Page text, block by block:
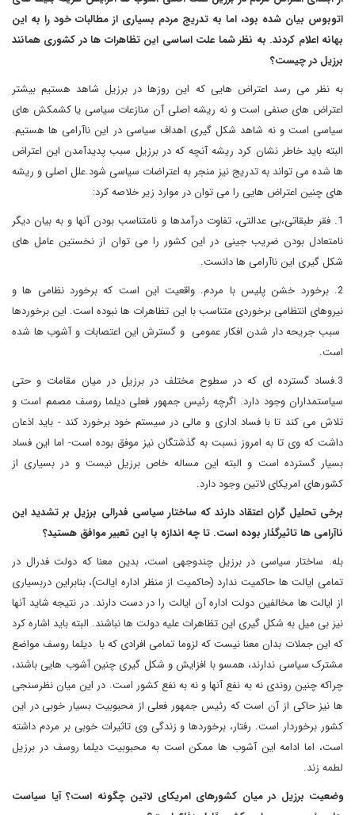
اتوبوس بیان شده بود، اما به تدریج مردم بسیاری از مطالبات خود را به این
بهانه اعلام کردند. به نظر شما علت اساسی این تظاهرات ها در کشوری همانند
برزیل در چیست؟
به نظر می رسد اعتراض هایی که این روزها در برزیل شاهد هستیم بیشتر
اعتراض های صنفی است و نه ریشه اصلی آن منازعات سیاسی یا کشمکش های
سیاسی است و نه شاهد شکل گیری اهداف سیاسی در این ناآرامی ها هستیم.
البته باید خاطر نشان کرد ریشه آنچه که در برزیل سبب پدیدآمدن این اعتراض
ها شده می تواند به تدریج نیز منجر به اعتراضات سیاسی شود.علل اصلی و ریشه
های چنین اعتراض هایی را می توان در موارد زیر خلاصه کرد:
1. فقر طبقاتی،بی عدالتی، تفاوت درآمدها و نامتناسب بودن آنها و به بیان دیگر
نامتعادل بودن ضریب جینی در این کشور را می توان از نخستین عامل های
شکل گیری این ناآرامی ها دانست.
2. برخورد خشن پلیس با مردم. واقعیت این است که برخورد نظامی ها و
نیروهای انتظامی برخوردی متناسب با این تظاهرات ها نبوده است. این برخوردها
سبب جریحه دار شدن افکار عمومی و گسترش این اعتصابات و آشوب ها شده
است.
3.فساد گسترده ای که در سطوح مختلف در برزیل در میان مقامات و حتی
سیاستمداران وجود دارد. اگرچه رئیس جمهور فعلی دیلما روسف مصمم است و
تلاش می کند تا با فساد اداری و مالی در سیستم خود برخورد کند - باید اذعان
داشت که وی تا به امروز نسبت به گذشتگان نیز موفق بوده است- اما این فساد
بسیار گسترده است و البته این مساله خاص برزیل نیست و در بسیاری از
کشورهای امریکای لاتین وجود دارد.
برخی تحلیل گران اعتقاد دارند که ساختار سیاسی فدرالی برزیل بر تشدید این
ناآرامی ها تاثیرگذار بوده است. تا چه اندازه با این تعبیر موافق هستید؟
بله. ساختار سیاسی در برزیل چندوجهی است، بدین معنا که دولت فدرال در
تمامی ایالت ها حاکمیت ندارد (حاکمیت از منظر اداره ایالت)، بنابراین دربسیاری
از ایالت ها مخالفین دولت اداره آن ایالت را در دست دارند. در نتیجه شاید آنها
نیز بی میل به شکل گیری این تظاهرات علیه دولت ها نباشند. البته باید اشاره کرد
که این جملات بدان معنا نیست که لزوما تمامی افرادی که با دیلما روسف مواضع
مشترک سیاسی ندارند، همسو با افزایش و شکل گیری چنین آشوب هایی باشند،
چراکه چنین روندی نه به نفع آنها و نه به نفع کشور است. در این میان نظرسنجی
ها نیز حاکی از آن است که رئیس جمهور فعلی از محبوبیت بسیار خوبی در این
کشور برخوردار است. رفتار، برخوردها و زندگی وی تاثیرات خوبی بر مردم داشته
است، اما ادامه این آشوب ها ممکن است به محبوبیت دیلما روسف در برزیل
لطمه زند.
وضعیت برزیل در میان کشورهای امریکای لاتین چگونه است؟ آیا سیاست